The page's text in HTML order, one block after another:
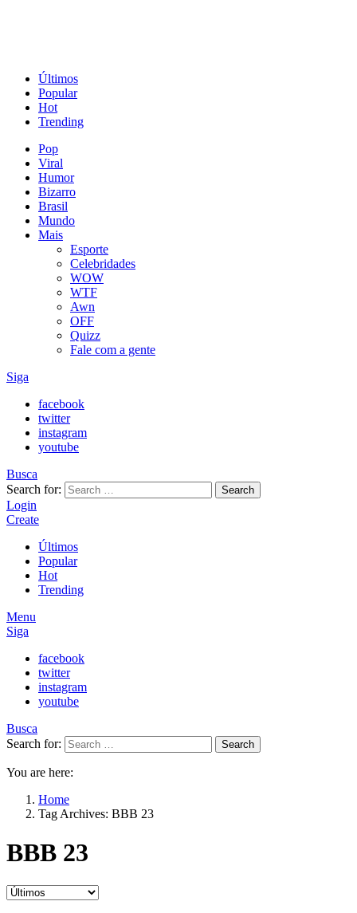
Últimos
Popular
Hot
Trending
Pop
Viral
Humor
Bizarro
Brasil
Mundo
Mais
Esporte
Celebridades
WOW
WTF
Awn
OFF
Quizz
Fale com a gente
Siga
facebook
twitter
instagram
youtube
Busca
Search for:
Search
Login
Create
Últimos
Popular
Hot
Trending
Menu
Siga
facebook
twitter
instagram
youtube
Busca
Search for:
Search
You are here:
Home
Tag Archives: BBB 23
BBB 23